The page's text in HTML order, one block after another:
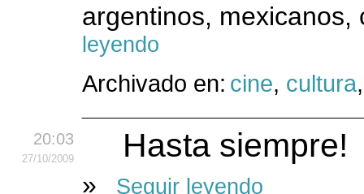
argentinos,
leyendo
Archivado en: cine, cultura
20:03
27/10/2009 Hasta siempre!
» Seguir leyendo